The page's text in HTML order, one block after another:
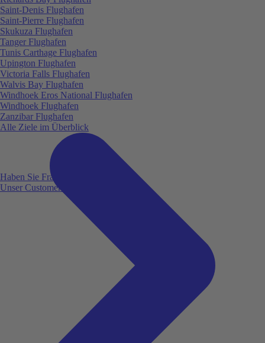
Haben Sie Fragen?
Unser Customer Service ist für Sie da!
Saint-Denis Flughafen
Saint-Pierre Flughafen
Skukuza Flughafen
Tanger Flughafen
Tunis Carthage Flughafen
Upington Flughafen
Victoria Falls Flughafen
Walvis Bay Flughafen
Windhoek Eros National Flughafen
Windhoek Flughafen
Zanzibar Flughafen
Alle Ziele im Überblick